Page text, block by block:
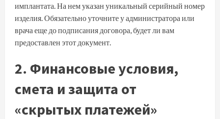
имплантата. На нем указан уникальный серийный номер
изделия. Обязательно уточните у администратора или
врача еще до подписания договора, будет ли вам
предоставлен этот документ.
2. Финансовые условия,
смета и защита от
«скрытых платежей»